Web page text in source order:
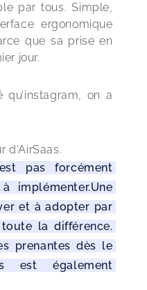
par tous. Simple,
ergonomique
que sa prise en
jour.
qu’instagram, on a
d’AirSaas.
pas forcément
implémenter.Une
et à adopter par
la différence.
prenantes dès le
est également